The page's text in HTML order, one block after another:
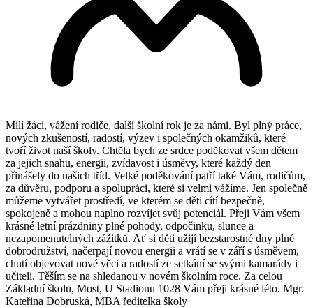
Milí žáci, vážení rodiče, další školní rok je za námi. Byl plný práce,
nových zkušeností, radostí, výzev i společných okamžiků, které
tvoří život naší školy. Chtěla bych ze srdce poděkovat všem dětem
za jejich snahu, energii, zvídavost i úsměvy, které každý den
přinášely do našich tříd. Velké poděkování patří také Vám, rodičům,
za důvěru, podporu a spolupráci, které si velmi vážíme. Jen společně
můžeme vytvářet prostředí, ve kterém se děti cítí bezpečně,
spokojeně a mohou naplno rozvíjet svůj potenciál. Přeji Vám všem
krásné letní prázdniny plné pohody, odpočinku, slunce a
nezapomenutelných zážitků. Ať si děti užijí bezstarostné dny plné
dobrodružství, načerpají novou energii a vrátí se v září s úsměvem,
chutí objevovat nové věci a radostí ze setkání se svými kamarády i
učiteli. Těším se na shledanou v novém školním roce. Za celou
Základní školu, Most, U Stadionu 1028 Vám přeji krásné léto. Mgr.
Kateřina Dobruská, MBA ředitelka školy